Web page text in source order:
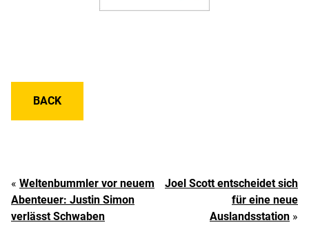
BACK
« Weltenbummler vor neuem
Abenteuer: Justin Simon
verlässt Schwaben
Joel Scott entscheidet sich
für eine neue
Auslandsstation »